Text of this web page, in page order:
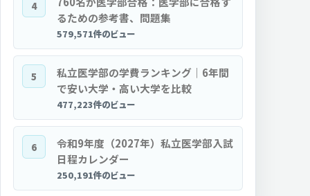
4
るための参考書、問題集
579,571件のビュー
5
私立医学部の学費ランキング｜6年間
で安い大学・高い大学を比較
477,223件のビュー
6
令和9年度（2027年）私立医学部入試
日程カレンダー
250,191件のビュー